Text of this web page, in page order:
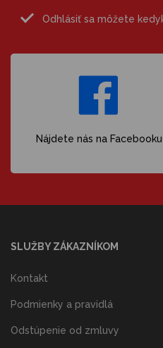
Odhlásiť sa môžete
Nájdete nás na Facebooku
SLUŽBY ZÁKAZNÍKOM
Kontakt
Podmienky a pravidlá
Odstúpenie od zmluvy